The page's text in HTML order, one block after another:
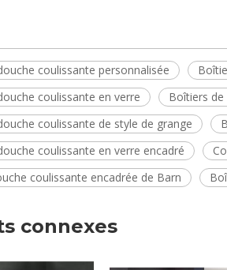
coulissante personnalisée
coulissante en verre
Boîtiers
coulissante de style de grange
coulissante en verre encadré
coulissante encadrée de Barn
connexes